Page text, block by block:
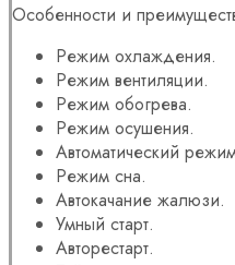
Особенности и
Режим охлаждения.
Режим вентиляции.
Режим обогрева.
Режим осушения.
Автоматический
Режим сна.
Автокачание жалюзи.
Умный старт.
Авторестарт.